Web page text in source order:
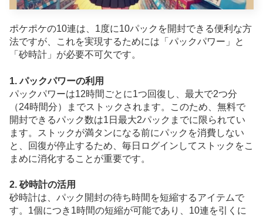
ポケポケの10連は、1度に10パックを開封できる便利な方
法ですが、これを実現するためには「パックパワー」と
「砂時計」が必要不可欠です。
1. パックパワーの利用
パックパワーは12時間ごとに1つ回復し、最大で2つ分
（24時間分）までストックされます。このため、無料で
開封できるパック数は1日最大2パックまでに限られてい
ます。ストックが満タンになる前にパックを消費しない
と、回復が停止するため、毎日ログインしてストックをこ
まめに消化することが重要です。
2. 砂時計の活用
砂時計は、パック開封の待ち時間を短縮するアイテムで
す。1個につき1時間の短縮が可能であり、10連を引くに